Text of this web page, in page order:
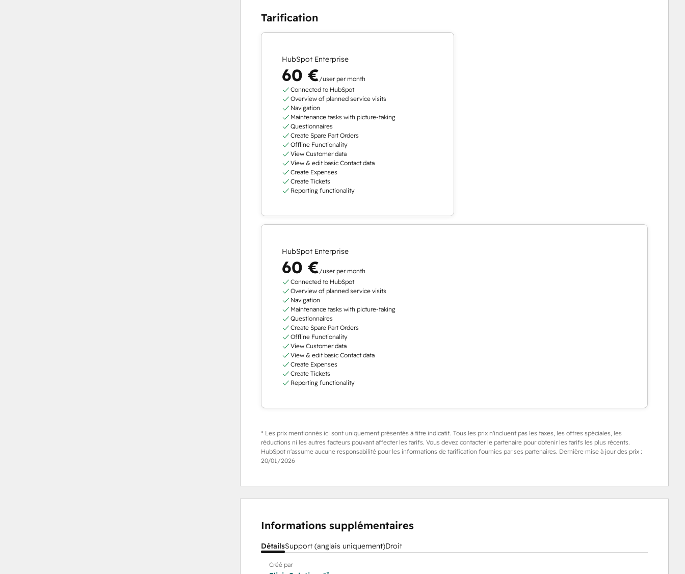
Tarification
HubSpot Enterprise
60 €/user per month
Connected to HubSpot
Overview of planned service visits
Navigation
Maintenance tasks with picture-taking
Questionnaires
Create Spare Part Orders
Offline Functionality
View Customer data
View & edit basic Contact data
Create Expenses
Create Tickets
Reporting functionality
HubSpot Enterprise
60 €/user per month
Connected to HubSpot
Overview of planned service visits
Navigation
Maintenance tasks with picture-taking
Questionnaires
Create Spare Part Orders
Offline Functionality
View Customer data
View & edit basic Contact data
Create Expenses
Create Tickets
Reporting functionality
* Les prix mentionnés ici sont uniquement présentés à titre indicatif. Tous les prix n'incluent pas les taxes, les offres spéciales, les
réductions ni les autres facteurs pouvant affecter les tarifs. Vous devez contacter le partenaire pour obtenir les tarifs les plus récents.
HubSpot n'assume aucune responsabilité pour les informations de tarification fournies par ses partenaires. Dernière mise à jour des prix :
20/01/2026
Informations supplémentaires
DétailsSupport (anglais uniquement)Droit
Créé par